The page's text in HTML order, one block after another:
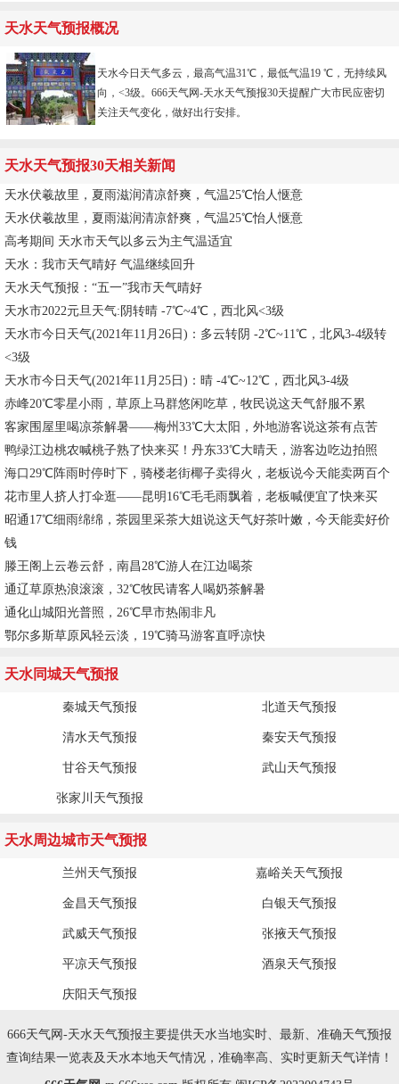
天水天气预报概况
天水今日天气多云，最高气温31℃，最低气温19 ℃，无持续风
向，<3级。666天气网-天水天气预报30天提醒广大市民应密切
关注天气变化，做好出行安排。
天水天气预报30天相关新闻
天水伏羲故里，夏雨滋润清凉舒爽，气温25℃怡人惬意
天水伏羲故里，夏雨滋润清凉舒爽，气温25℃怡人惬意
高考期间 天水市天气以多云为主气温适宜
天水：我市天气晴好 气温继续回升
天水天气预报：“五一”我市天气晴好
天水市2022元旦天气:阴转晴 -7℃~4℃，西北风<3级
天水市今日天气(2021年11月26日)：多云转阴 -2℃~11℃，北风3-4级转
<3级
天水市今日天气(2021年11月25日)：晴 -4℃~12℃，西北风3-4级
赤峰20℃零星小雨，草原上马群悠闲吃草，牧民说这天气舒服不累
客家围屋里喝凉茶解暑——梅州33℃大太阳，外地游客说这茶有点苦
鸭绿江边桃农喊桃子熟了快来买！丹东33℃大晴天，游客边吃边拍照
海口29℃阵雨时停时下，骑楼老街椰子卖得火，老板说今天能卖两百个
花市里人挤人打伞逛——昆明16℃毛毛雨飘着，老板喊便宜了快来买
昭通17℃细雨绵绵，茶园里采茶大姐说这天气好茶叶嫩，今天能卖好价
钱
滕王阁上云卷云舒，南昌28℃游人在江边喝茶
通辽草原热浪滚滚，32℃牧民请客人喝奶茶解暑
通化山城阳光普照，26℃早市热闹非凡
鄂尔多斯草原风轻云淡，19℃骑马游客直呼凉快
天水同城天气预报
秦城天气预报 北道天气预报
清水天气预报 秦安天气预报
甘谷天气预报 武山天气预报
张家川天气预报
天水周边城市天气预报
兰州天气预报 嘉峪关天气预报
金昌天气预报 白银天气预报
武威天气预报 张掖天气预报
平凉天气预报 酒泉天气预报
庆阳天气预报
666天气网-天水天气预报主要提供天水当地实时、最新、准确天气预报
查询结果一览表及天水本地天气情况，准确率高、实时更新天气详情！